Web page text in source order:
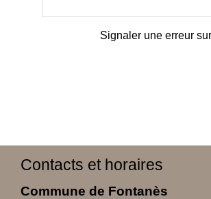
Signaler une erreur
Contacts et horaires
Commune de Fontanès